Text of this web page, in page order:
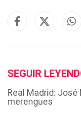
SEGUIR
Real Madrid:
merengues